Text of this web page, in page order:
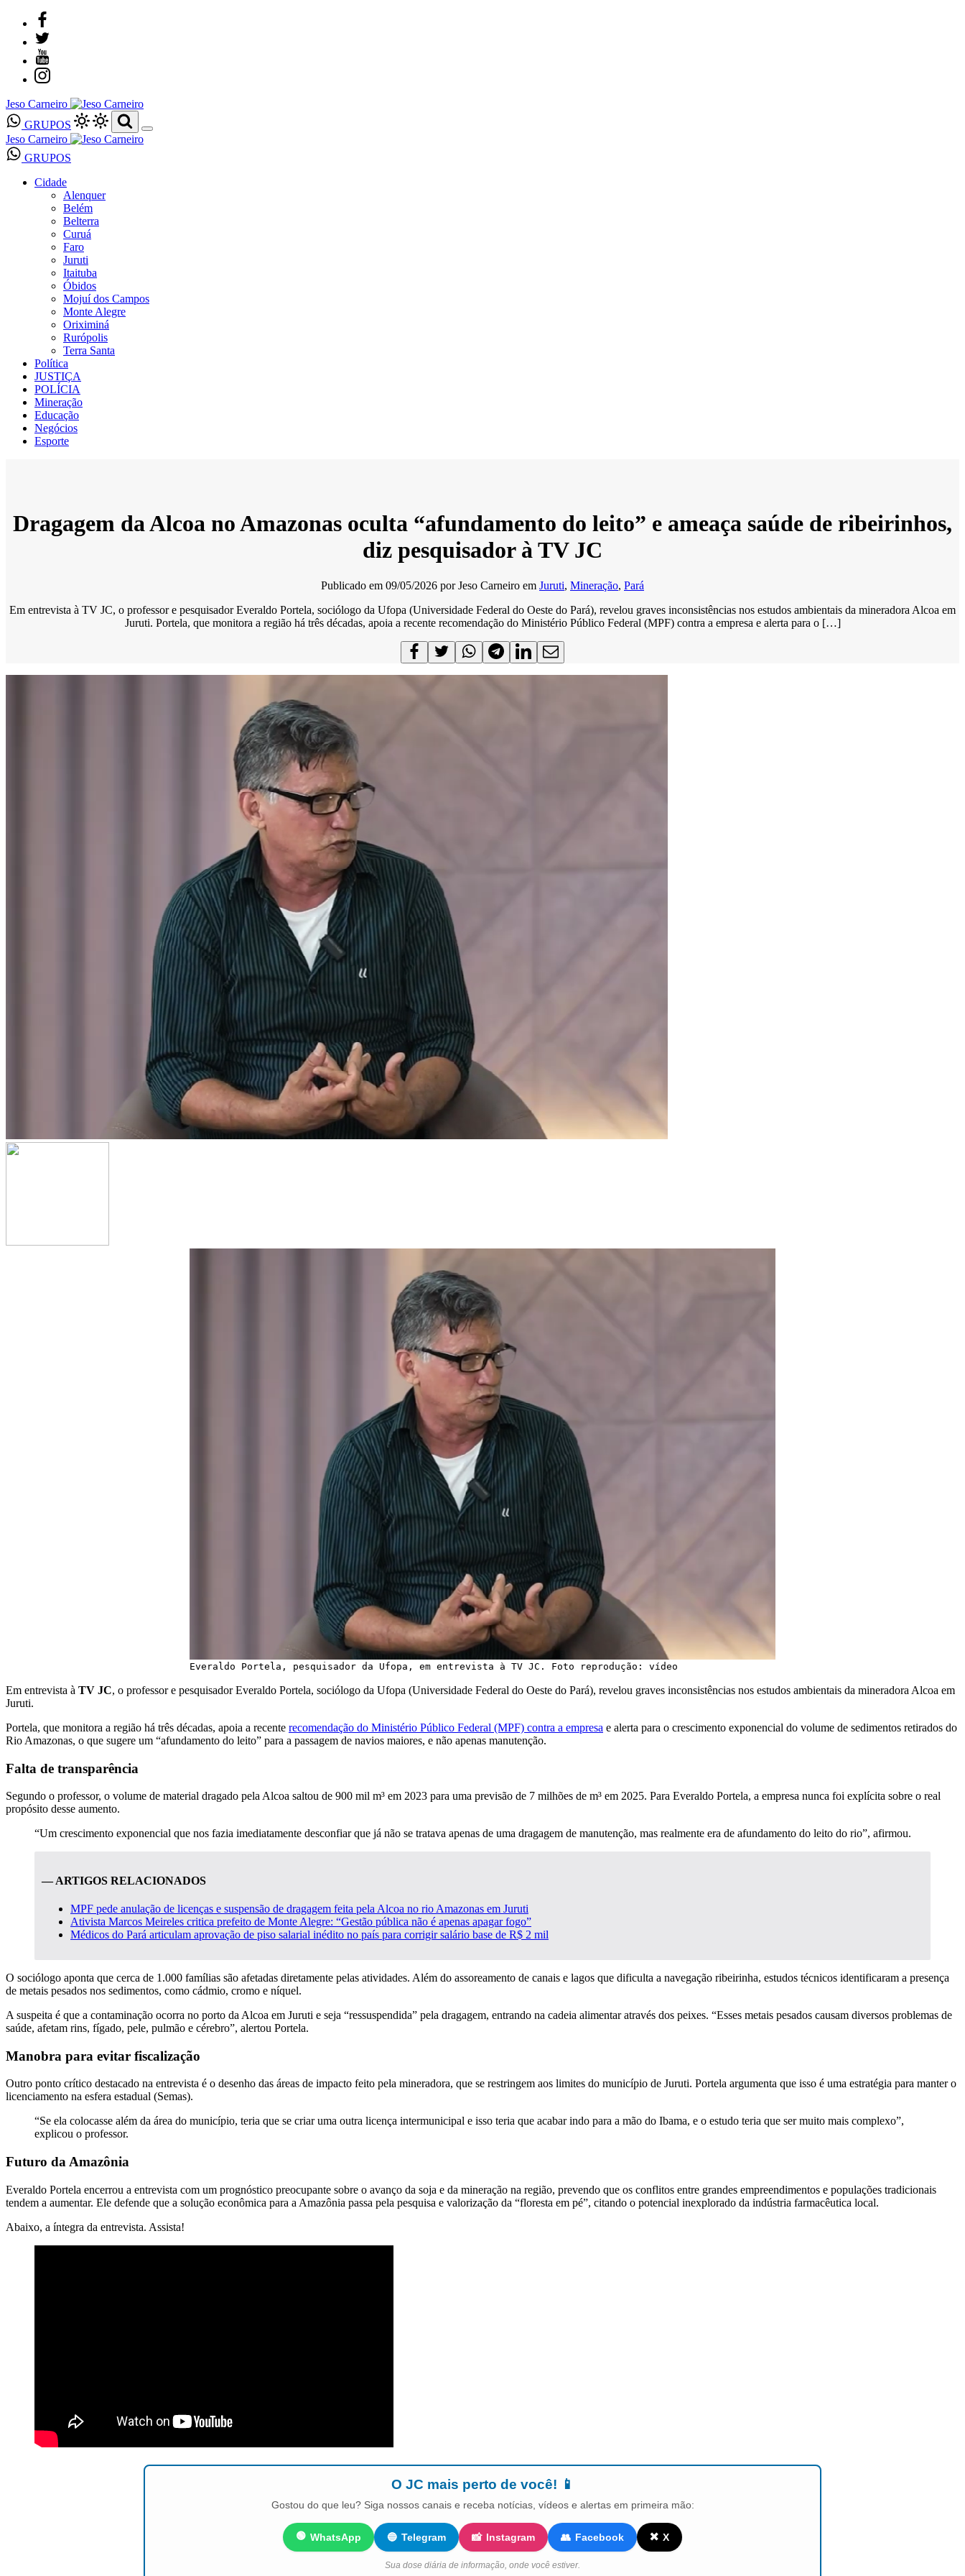
Jeso Carneiro
GRUPOS
Jeso Carneiro
GRUPOS
Cidade
Alenquer
Belém
Belterra
Curuá
Faro
Juruti
Itaituba
Óbidos
Mojuí dos Campos
Monte Alegre
Oriximiná
Rurópolis
Terra Santa
Política
JUSTIÇA
POLÍCIA
Mineração
Educação
Negócios
Esporte
Dragagem da Alcoa no Amazonas oculta “afundamento do leito” e ameaça saúde de ribeirinhos,
diz pesquisador à TV JC
Publicado em 09/05/2026 porJeso Carneiro em Juruti, Mineração, Pará
Em entrevista à TV JC, o professor e pesquisador Everaldo Portela, sociólogo da Ufopa (Universidade Federal do Oeste do Pará), revelou graves inconsistências nos estudos ambientais da mineradora Alcoa em
Juruti. Portela, que monitora a região há três décadas, apoia a recente recomendação do Ministério Público Federal (MPF) contra a empresa e alerta para o […]
Everaldo Portela, pesquisador da Ufopa, em entrevista à TV JC. Foto reprodução: vídeo
Em entrevista à TV JC, o professor e pesquisador Everaldo Portela, sociólogo da Ufopa (Universidade Federal do Oeste do Pará), revelou graves inconsistências nos estudos ambientais da mineradora Alcoa em
Juruti.
Portela, que monitora a região há três décadas, apoia a recente recomendação do Ministério Público Federal (MPF) contra a empresa e alerta para o crescimento exponencial do volume de sedimentos retirados do
Rio Amazonas, o que sugere um “afundamento do leito” para a passagem de navios maiores, e não apenas manutenção.
Falta de transparência
Segundo o professor, o volume de material dragado pela Alcoa saltou de 900 mil m³ em 2023 para uma previsão de 7 milhões de m³ em 2025. Para Everaldo Portela, a empresa nunca foi explícita sobre o real
propósito desse aumento.
“Um crescimento exponencial que nos fazia imediatamente desconfiar que já não se tratava apenas de uma dragagem de manutenção, mas realmente era de afundamento do leito do rio”, afirmou.
— ARTIGOS RELACIONADOS
MPF pede anulação de licenças e suspensão de dragagem feita pela Alcoa no rio Amazonas em Juruti
Ativista Marcos Meireles critica prefeito de Monte Alegre: “Gestão pública não é apenas apagar fogo”
Médicos do Pará articulam aprovação de piso salarial inédito no país para corrigir salário base de R$ 2 mil
O sociólogo aponta que cerca de 1.000 famílias são afetadas diretamente pelas atividades. Além do assoreamento de canais e lagos que dificulta a navegação ribeirinha, estudos técnicos identificaram a presença
de metais pesados nos sedimentos, como cádmio, cromo e níquel.
A suspeita é que a contaminação ocorra no porto da Alcoa em Juruti e seja “ressuspendida” pela dragagem, entrando na cadeia alimentar através dos peixes. “Esses metais pesados causam diversos problemas de
saúde, afetam rins, fígado, pele, pulmão e cérebro”, alertou Portela.
Manobra para evitar fiscalização
Outro ponto crítico destacado na entrevista é o desenho das áreas de impacto feito pela mineradora, que se restringem aos limites do município de Juruti. Portela argumenta que isso é uma estratégia para manter o
licenciamento na esfera estadual (Semas).
“Se ela colocasse além da área do município, teria que se criar uma outra licença intermunicipal e isso teria que acabar indo para a mão do Ibama, e o estudo teria que ser muito mais complexo”,
explicou o professor.
Futuro da Amazônia
Everaldo Portela encerrou a entrevista com um prognóstico preocupante sobre o avanço da soja e da mineração na região, prevendo que os conflitos entre grandes empreendimentos e populações tradicionais
tendem a aumentar. Ele defende que a solução econômica para a Amazônia passa pela pesquisa e valorização da “floresta em pé”, citando o potencial inexplorado da indústria farmacêutica local.
Abaixo, a íntegra da entrevista. Assista!
O JC mais perto de você! 📱
Gostou do que leu? Siga nossos canais e receba notícias, vídeos e alertas em primeira mão:
🟢 WhatsApp 🔵 Telegram 📸 Instagram 👥 Facebook ✖️ X
Sua dose diária de informação, onde você estiver.